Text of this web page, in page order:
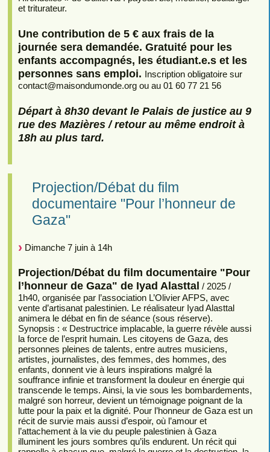
et triturateur.
Une contribution de 5 € aux frais de la
journée sera demandée. Gratuité pour les
enfants accompagnés, les étudiant.e.s et les
personnes sans emploi. Inscription obligatoire sur
contact@maisondumonde.org ou au 01 60 77 21 56
Départ à 8h30 devant le Palais de justice au 9
rue des Mazières / retour au même endroit à
18h au plus tard.
Projection/Débat du film
documentaire "Pour l’honneur de
Gaza"
Dimanche 7 juin à 14h
Projection/Débat du film documentaire "Pour
l’honneur de Gaza" de Iyad Alasttal / 2025 /
1h40, organisée par l’association L’Olivier AFPS, avec
vente d’artisanat palestinien. Le réalisateur Iyad Alasttal
animera le débat en fin de séance (sous réserve).
Synopsis : « Destructrice implacable, la guerre révèle aussi
la force de l’esprit humain. Les citoyens de Gaza, des
personnes pleines de talents, entre autres musiciens,
artistes, journalistes, des femmes, des hommes, des
enfants, donnent vie à leurs inspirations malgré la
souffrance infinie et transforment la douleur en énergie qui
transcende le temps. Ainsi, la vie sous les bombardements,
malgré son horreur, devient un témoignage poignant de la
lutte pour la paix et la dignité. Pour l’honneur de Gaza est un
récit de survie mais aussi d’espoir, où l’amour et
l’attachement à la vie du peuple palestinien à Gaza
illuminent les jours sombres qu’ils endurent. Un récit qui